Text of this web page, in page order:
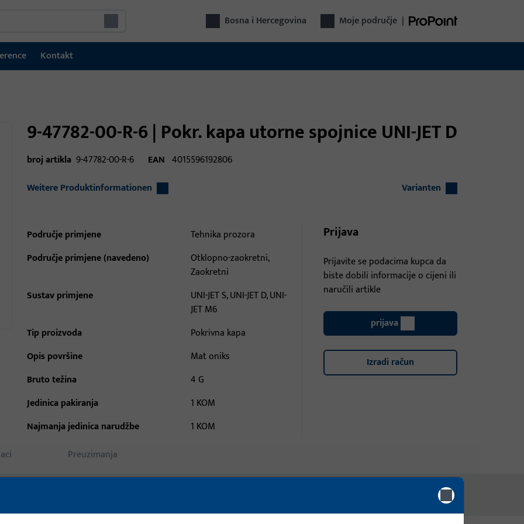
Bosna i Hercegovina Moje područje |
Kontakt
9-47782-00-R-6 | Pokr. kapa utorne spojnice UNI-JET D
broj artikla 9-47782-00-R-6 EAN 4015596192806
Weitere Produktinformationen
Varianten
Područje primjene
Tehnika prozora
Područje primjene (navedeno)
Otklopno-zaokretni,
Zaokretni
Sustav primjene
UNI-JET S, UNI-JET D, UNI-
JET M6
Tip proizvoda
Pokrivna kapa
Opis površine
Mat oniks
Bruto težina
4 G
Jedinica pakiranja
1 KOM
Najmanja jedinica narudžbe
1 KOM
Prijava
Prijavite se podacima kupca da
biste dobili informacije o cijeni ili
naručili artikle
prijava
Izradi račun
Preuzimanja